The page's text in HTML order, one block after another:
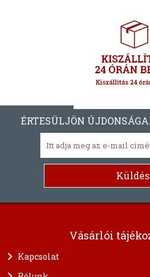
ÉRTESÜLJÖN
Vásárlói
Kapcsolat